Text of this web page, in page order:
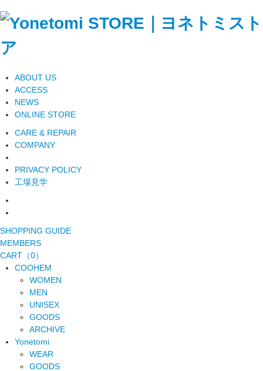
ABOUT US
ACCESS
NEWS
ONLINE STORE
CARE & REPAIR
COMPANY
PRIVACY POLICY
工場見学
SHOPPING GUIDE
MEMBERS
CART（0）
COOHEM
WOMEN
MEN
UNISEX
GOODS
ARCHIVE
Yonetomi
WEAR
GOODS